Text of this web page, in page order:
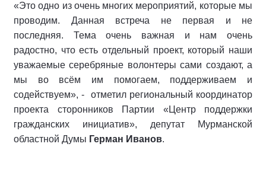
«Это одно из очень многих мероприятий, которые мы
проводим. Данная встреча не первая и не
последняя. Тема очень важная и нам очень
радостно, что есть отдельный проект, который наши
уважаемые серебряные волонтеры сами создают, а
мы во всём им помогаем, поддерживаем и
содействуем», - отметил региональный координатор
проекта сторонников Партии «Центр поддержки
гражданских инициатив», депутат Мурманской
областной Думы Герман Иванов.